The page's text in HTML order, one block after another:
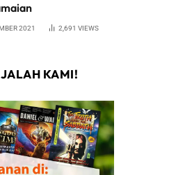
2021 2,691 VIEWS
KAMI!